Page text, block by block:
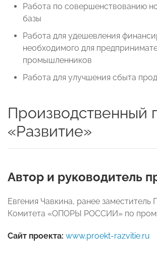
Работа по совершенствованию
базы
Работа для удешевления
необходимого для
промышленников
Работа для улучшения сбыта
Производственный
«Развитие»
Автор и руководитель
Евгения Чавкина, ранее заместитель
Комитета «ОПОРЫ РОССИИ» по
Сайт проекта: www.proekt-razvitie.ru